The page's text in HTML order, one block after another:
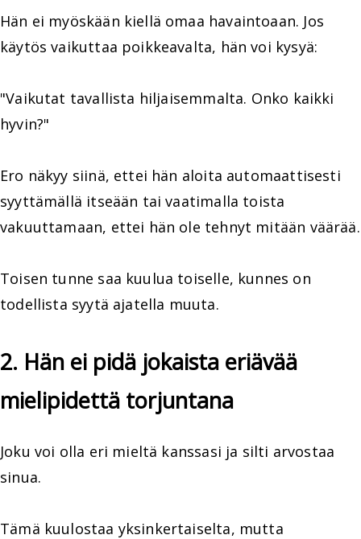
Hän ei myöskään kiellä omaa havaintoaan. Jos
käytös vaikuttaa poikkeavalta, hän voi kysyä:
"Vaikutat tavallista hiljaisemmalta. Onko kaikki
hyvin?"
Ero näkyy siinä, ettei hän aloita automaattisesti
syyttämällä itseään tai vaatimalla toista
vakuuttamaan, ettei hän ole tehnyt mitään väärää.
Toisen tunne saa kuulua toiselle, kunnes on
todellista syytä ajatella muuta.
2. Hän ei pidä jokaista eriävää
mielipidettä torjuntana
Joku voi olla eri mieltä kanssasi ja silti arvostaa
sinua.
Tämä kuulostaa yksinkertaiselta, mutta